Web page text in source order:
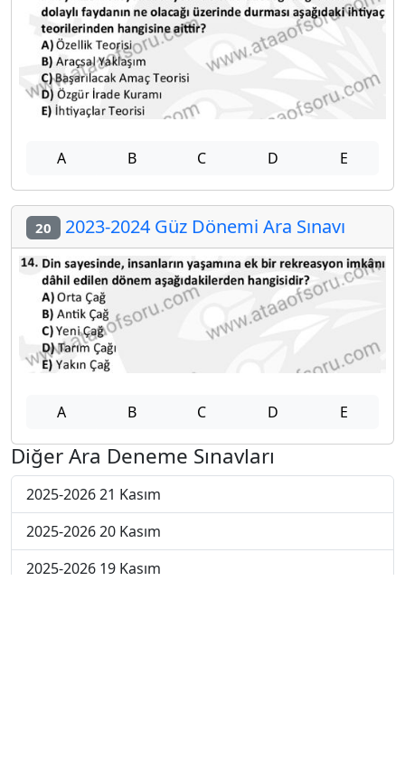
A B C D E
20 2023-2024 Güz Dönemi Ara Sınavı
A B C D E
Diğer Ara Deneme Sınavları
2025-2026 21 Kasım
2025-2026 20 Kasım
2025-2026 19 Kasım